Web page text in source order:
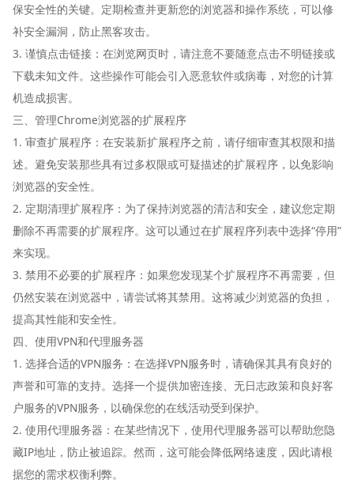
保安全性的关键。定期检查并更新您的浏览器和操作系统，可以修
补安全漏洞，防止黑客攻击。
3. 谨慎点击链接：在浏览网页时，请注意不要随意点击不明链接或
下载未知文件。这些操作可能会引入恶意软件或病毒，对您的计算
机造成损害。
三、管理Chrome浏览器的扩展程序
1. 审查扩展程序：在安装新扩展程序之前，请仔细审查其权限和描
述。避免安装那些具有过多权限或可疑描述的扩展程序，以免影响
浏览器的安全性。
2. 定期清理扩展程序：为了保持浏览器的清洁和安全，建议您定期
删除不再需要的扩展程序。这可以通过在扩展程序列表中选择“停用”
来实现。
3. 禁用不必要的扩展程序：如果您发现某个扩展程序不再需要，但
仍然安装在浏览器中，请尝试将其禁用。这将减少浏览器的负担，
提高其性能和安全性。
四、使用VPN和代理服务器
1. 选择合适的VPN服务：在选择VPN服务时，请确保其具有良好的
声誉和可靠的支持。选择一个提供加密连接、无日志政策和良好客
户服务的VPN服务，以确保您的在线活动受到保护。
2. 使用代理服务器：在某些情况下，使用代理服务器可以帮助您隐
藏IP地址，防止被追踪。然而，这可能会降低网络速度，因此请根
据您的需求权衡利弊。